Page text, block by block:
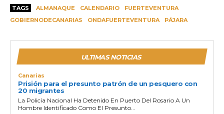
TAGS ALMANAQUE CALENDARIO
FUERTEVENTURA
GOBIERNODECANARIAS
ONDAFUERTEVENTURA PÁJARA
ULTIMAS NOTICIAS
Canarias
Prisión para el presunto patrón de un pesquero con
20 migrantes
La Policía Nacional Ha Detenido En Puerto Del Rosario A Un
Hombre Identificado Como El Presunto...